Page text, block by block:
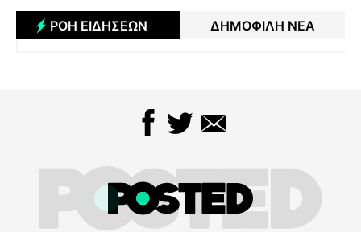
ΡΟΗ ΕΙΔΗΣΕΩΝ ΔΗΜΟΦΙΛΗ ΝΕΑ